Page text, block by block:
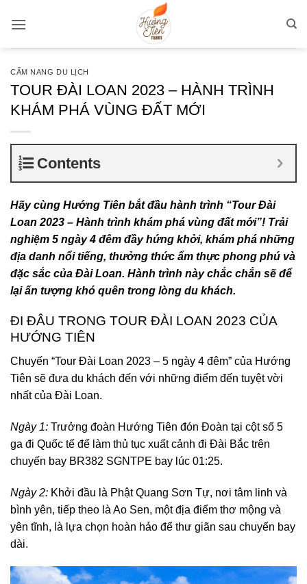
qua
CẨM NANG DU LỊCH
TOUR ĐÀI LOAN 2023 – HÀNH TRÌNH
KHÁM PHÁ VÙNG ĐẤT MỚI
Contents
Hãy cùng Hướng Tiên bắt đầu hành trình “Tour Đài
Loan 2023 – Hành trình khám phá vùng đất mới”! Trải
nghiệm 5 ngày 4 đêm đầy hứng khởi, khám phá những
địa danh nổi tiếng, thưởng thức ẩm thực phong phú và
đặc sắc của Đài Loan. Hành trình này chắc chắn sẽ để
lại ấn tượng khó quên trong lòng du khách.
ĐI ĐÂU TRONG TOUR ĐÀI LOAN 2023 CỦA
HƯỚNG TIÊN
Chuyến “Tour Đài Loan 2023 – 5 ngày 4 đêm” của Hướng
Tiên sẽ đưa du khách đến với những điểm đến tuyệt vời
nhất của Đài Loan.
Ngày 1: Trưởng đoàn Hướng Tiên đón Đoàn tại cột số 5
ga đi Quốc tế để làm thủ tục xuất cảnh đi Đài Bắc trên
chuyến bay BR382 SGNTPE bay lúc 01:25.
Ngày 2: Khởi đầu là Phật Quang Sơn Tự, nơi tâm linh và
bình yên, tiếp theo là Ao Sen, một địa điểm thơ mộng và
yên tĩnh, là lựa chọn hoàn hảo để thư giãn sau chuyến bay
dài.